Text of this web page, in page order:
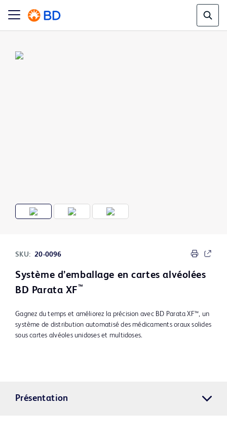
SKU: 20-0096
Système d’emballage en cartes alvéolées
BD Parata XF™
Gagnez du temps et améliorez la précision avec BD Parata XF™, un
système de distribution automatisé des médicaments oraux solides
sous cartes alvéoles unidoses et multidoses.
Présentation